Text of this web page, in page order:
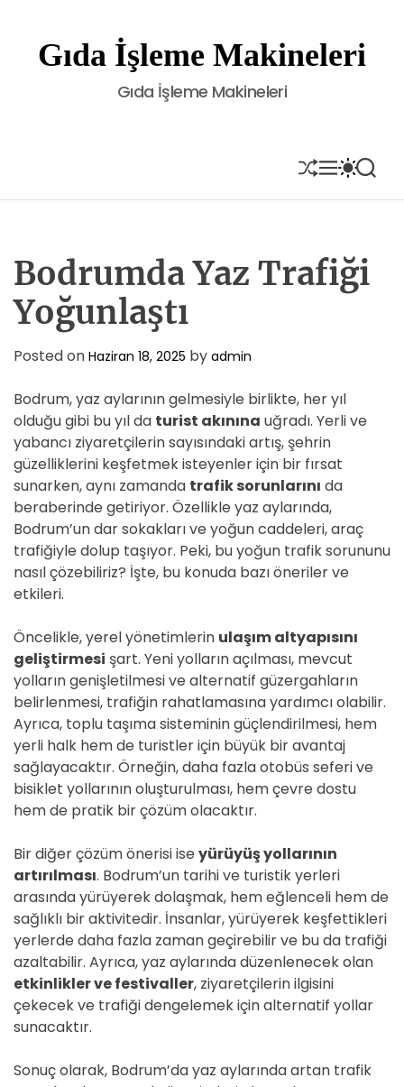
t
Gıda İşleme Makineleri
Gıda İşleme Makineleri
S
H
U
E
M
E
N
S
W
I
C
O
L
E
S
E
A
Bodrumda Yaz Trafiği
Yoğunlaştı
Posted on Haziran 18, 2025 by admin
Bodrum, yaz aylarının gelmesiyle birlikte, her yıl
olduğu gibi bu yıl da turist akınına uğradı. Yerli ve
yabancı ziyaretçilerin sayısındaki artış, şehrin
güzelliklerini keşfetmek isteyenler için bir fırsat
sunarken, aynı zamanda trafik sorunlarını da
beraberinde getiriyor. Özellikle yaz aylarında,
Bodrum’un dar sokakları ve yoğun caddeleri, araç
trafiğiyle dolup taşıyor. Peki, bu yoğun trafik sorununu
nasıl çözebiliriz? İşte, bu konuda bazı öneriler ve
etkileri.
Öncelikle, yerel yönetimlerin ulaşım altyapısını
geliştirmesi şart. Yeni yolların açılması, mevcut
yolların genişletilmesi ve alternatif güzergahların
belirlenmesi, trafiğin rahatlamasına yardımcı olabilir.
Ayrıca, toplu taşıma sisteminin güçlendirilmesi, hem
yerli halk hem de turistler için büyük bir avantaj
sağlayacaktır. Örneğin, daha fazla otobüs seferi ve
bisiklet yollarının oluşturulması, hem çevre dostu
hem de pratik bir çözüm olacaktır.
Bir diğer çözüm önerisi ise yürüyüş yollarının
artırılması. Bodrum’un tarihi ve turistik yerleri
arasında yürüyerek dolaşmak, hem eğlenceli hem de
sağlıklı bir aktivitedir. İnsanlar, yürüyerek keşfettikleri
yerlerde daha fazla zaman geçirebilir ve bu da trafiği
azaltabilir. Ayrıca, yaz aylarında düzenlenecek olan
etkinlikler ve festivaller, ziyaretçilerin ilgisini
çekecek ve trafiği dengelemek için alternatif yollar
sunacaktır.
Sonuç olarak, Bodrum’da yaz aylarında artan trafik